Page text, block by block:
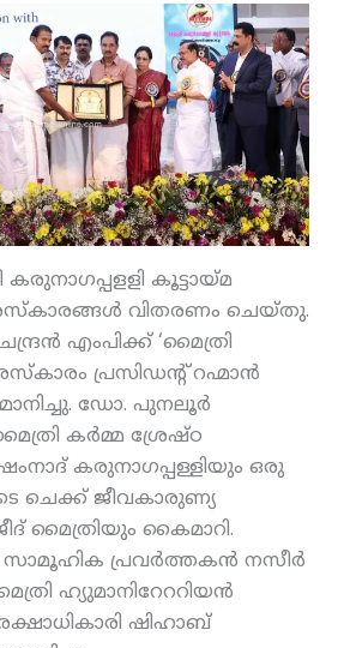
കരുനാഗപ്പളളി കൂട്ടായ്മ
വിതരണം ചെയ്തു.
എംപിക്ക് ‘മൈത്രി
പ്രസിഡന്റ് റഹ്മാന്‍
ഡോ. പുനലൂര്‍
കര്‍മ്മ ശ്രേഷ്ഠ
കരുനാഗപ്പള്ളിയും ഒരു
ചെക്ക് ജീവകാരുണ്യ
മൈത്രിയും കൈമാറി.
പ്രവര്‍ത്തകന്‍ നസീര്‍
ഹ്യുമാനിറേററിയന്‍
ഷിഹാബ്